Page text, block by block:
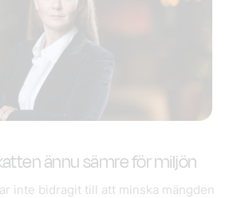
ännu sämre för miljön
inte bidragit till att minska mängden